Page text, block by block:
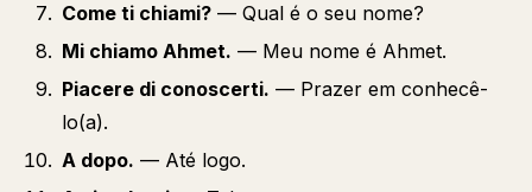
Come ti chiami? — Qual é o seu nome?
Mi chiamo Ahmet. — Meu nome é Ahmet.
Piacere di conoscerti. — Prazer em conhecê-
lo(a).
A dopo. — Até logo.